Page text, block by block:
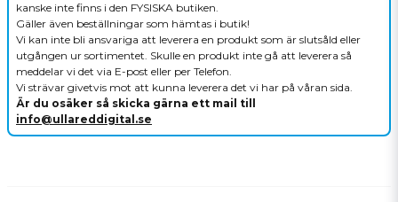
kanske inte finns i den FYSISKA butiken.
Gäller även beställningar som hämtas i butik!
Vi kan inte bli ansvariga att leverera en produkt som är slutsåld eller
utgången ur sortimentet. Skulle en produkt inte gå att leverera så
meddelar vi det via E-post eller per Telefon.
Vi strävar givetvis mot att kunna leverera det vi har på våran sida.
Är du osäker så skicka gärna ett mail till
info@ullareddigital.se